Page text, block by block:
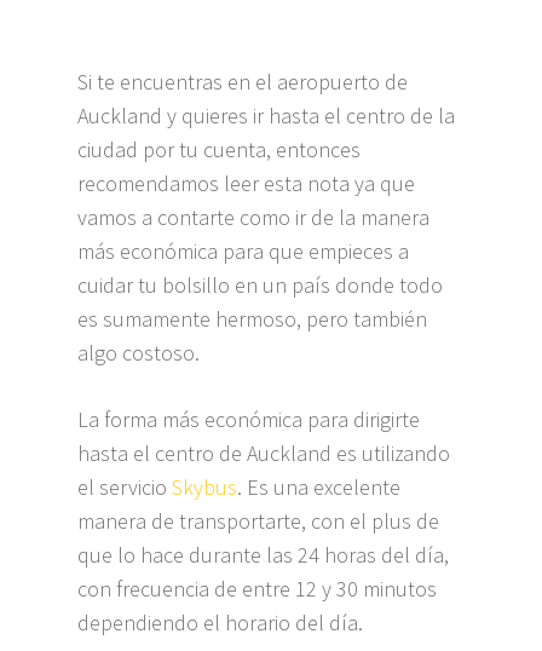
Si te encuentras en el aeropuerto de
Auckland y quieres ir hasta el centro de la
ciudad por tu cuenta, entonces
recomendamos leer esta nota ya que
vamos a contarte como ir de la manera
más económica para que empieces a
cuidar tu bolsillo en un país donde todo
es sumamente hermoso, pero también
algo costoso.
La forma más económica para dirigirte
hasta el centro de Auckland es utilizando
el servicioSkybus. Es una excelente
manera de transportarte, con el plus de
que lo hace durante las 24 horas del día,
con frecuencia de entre 12 y 30 minutos
dependiendo el horario del día.